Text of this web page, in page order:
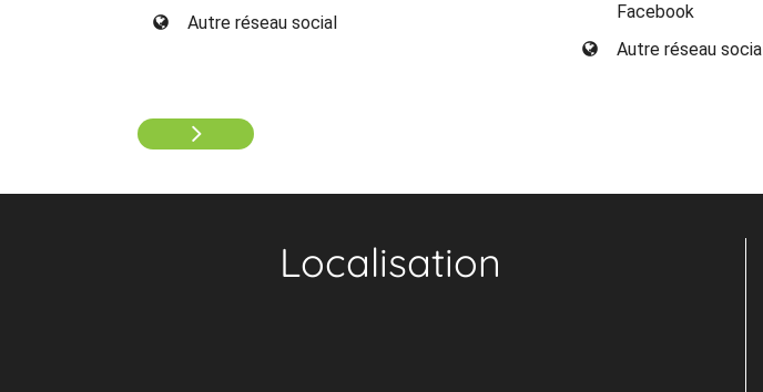
Autre réseau social
Facebook
Autre réseau social
Localisation